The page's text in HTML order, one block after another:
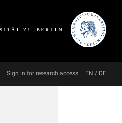
Sign in for research access EN / DE